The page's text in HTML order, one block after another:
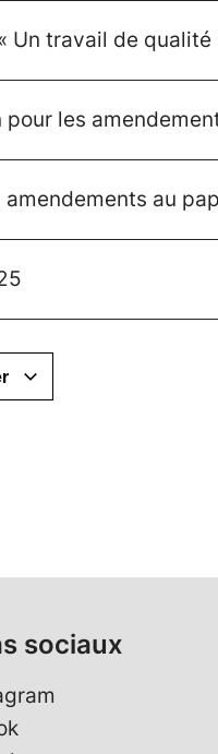
Un travail de
pour les
amendements au
sociaux